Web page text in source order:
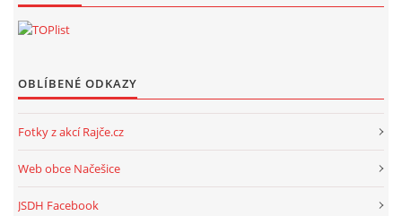
OBLÍBENÉ ODKAZY
Fotky z akcí Rajče.cz
Web obce Načešice
JSDH Facebook